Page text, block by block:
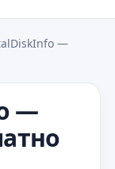
—
—